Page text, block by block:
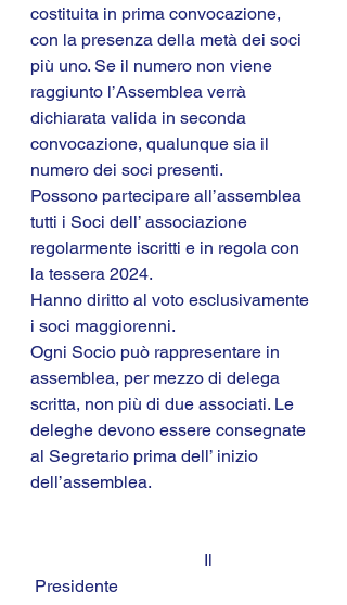
costituita in prima convocazione,
con la presenza della metà dei soci
più uno. Se il numero non viene
raggiunto l’Assemblea verrà
dichiarata valida in seconda
convocazione, qualunque sia il
numero dei soci presenti.
Possono partecipare all’assemblea
tutti i Soci dell’ associazione
regolarmente iscritti e in regola con
la tessera 2024.
Hanno diritto al voto esclusivamente
i soci maggiorenni.
Ogni Socio può rappresentare in
assemblea, per mezzo di delega
scritta, non più di due associati. Le
deleghe devono essere consegnate
al Segretario prima dell’ inizio
dell’assemblea.
Il
Presidente